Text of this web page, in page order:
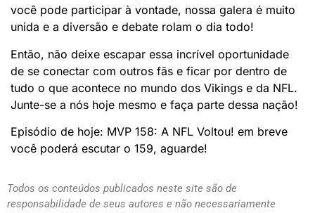
você pode participar à vontade, nossa galera é muito
unida e a diversão e debate rolam o dia todo!
Então, não deixe escapar essa incrível oportunidade
de se conectar com outros fãs e ficar por dentro de
tudo o que acontece no mundo dos Vikings e da NFL.
Junte-se a nós hoje mesmo e faça parte dessa nação!
Episódio de hoje: MVP 158: A NFL Voltou! em breve
você poderá escutar o 159, aguarde!
Todos os conteúdos publicados neste site são de
responsabilidade de seus autores e não necessariamente